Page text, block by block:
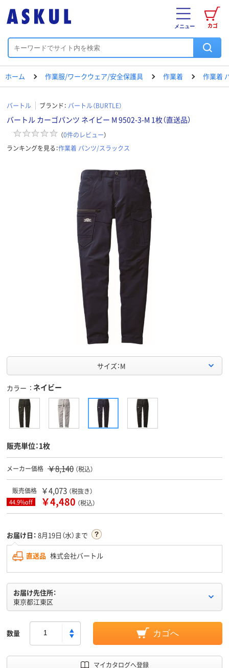
カゴ
メニュー
ホーム 作業服/ワークウェア/安全保護具 作業着 作業着
バートル ブランド： バートル（BURTLE）
バートル カーゴパンツ ネイビー M 9502-3-M 1枚（直送品）
（0件のレビュー）
ランキングを見る：作業着 パンツ/スラックス
サイズ：M
カラー ネイビー
販売単位：1枚
メーカー価格 ￥8,140 （税込）
販売価格 ￥4,073 （税抜き）
44.9%off ￥4,480 （税込）
お届け日： 8月19日（水）まで
直送品 株式会社バートル
お届け先住所：
東京都江東区
数量 カゴへ
マイカタログへ登録